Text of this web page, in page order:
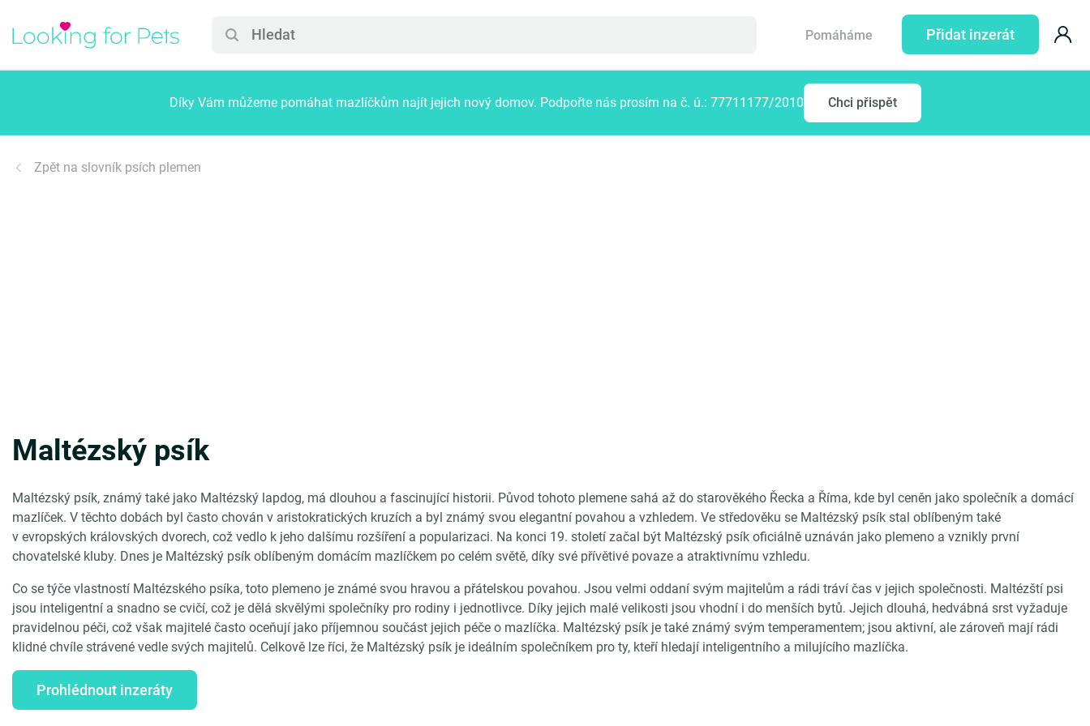
Pomáháme Přidat inzerát
Díky Vám můžeme pomáhat mazlíčkům najít jejich nový domov. Podpořte nás prosím na č. ú.: 77711177/2010 Chci přispět
Zpět na slovník psích plemen
Maltézský psík
Maltézský psík, známý také jako Maltézský lapdog, má dlouhou a fascinující historii. Původ tohoto plemene sahá až do starověkého Řecka a Říma, kde byl ceněn jako společník a domácí
mazlíček. V těchto dobách byl často chován v aristokratických kruzích a byl známý svou elegantní povahou a vzhledem. Ve středověku se Maltézský psík stal oblíbeným také
v evropských královských dvorech, což vedlo k jeho dalšímu rozšíření a popularizaci. Na konci 19. století začal být Maltézský psík oficiálně uznáván jako plemeno a vznikly první
chovatelské kluby. Dnes je Maltézský psík oblíbeným domácím mazlíčkem po celém světě, díky své přívětivé povaze a atraktivnímu vzhledu.
Co se týče vlastností Maltézského psíka, toto plemeno je známé svou hravou a přátelskou povahou. Jsou velmi oddaní svým majitelům a rádi tráví čas v jejich společnosti. Maltézští psi
jsou inteligentní a snadno se cvičí, což je dělá skvělými společníky pro rodiny i jednotlivce. Díky jejich malé velikosti jsou vhodní i do menších bytů. Jejich dlouhá, hedvábná srst vyžaduje
pravidelnou péči, což však majitelé často oceňují jako příjemnou součást jejich péče o mazlíčka. Maltézský psík je také známý svým temperamentem; jsou aktivní, ale zároveň mají rádi
klidné chvíle strávené vedle svých majitelů. Celkově lze říci, že Maltézský psík je ideálním společníkem pro ty, kteří hledají inteligentního a milujícího mazlíčka.
Prohlédnout inzeráty